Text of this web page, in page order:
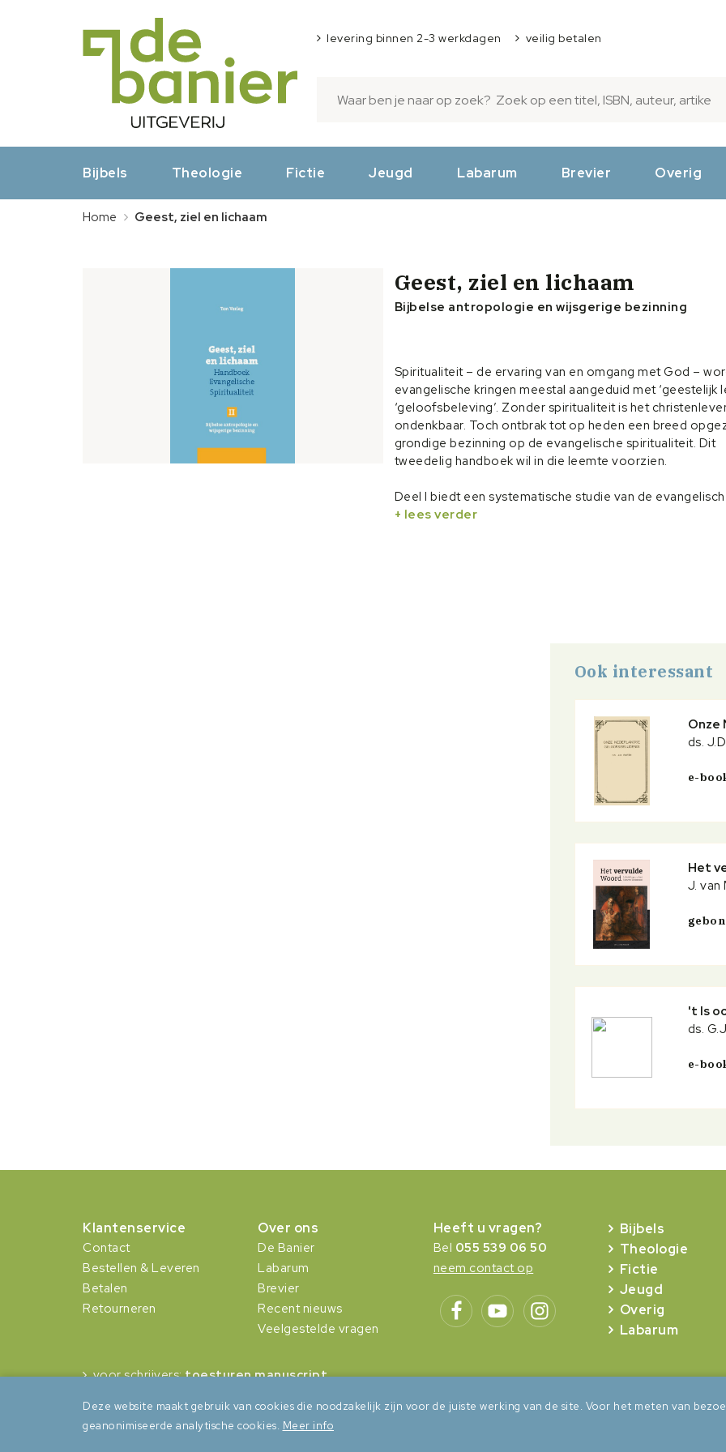
levering binnen 2-3 werkdagen veilig betalen
Bijbels Theologie Fictie Jeugd Labarum Brevier Overig
Home Geest, ziel en lichaam
Geest, ziel en lichaam
Bijbelse antropologie en wijsgerige bezinning
Spiritualiteit – de ervaring van en omgang met God –
evangelische kringen meestal aangeduid met ‘geestelijk
‘geloofsbeleving’. Zonder spiritualiteit is het
ondenkbaar. Toch ontbrak tot op heden een breed
grondige bezinning op de evangelische spiritualiteit. Dit
tweedelig handboek wil in die leemte voorzien.
Deel I biedt een systematische studie van de
spiritualiteit. Deel II behandelt de antropologie die aan
+ lees verder
Ook interessant
Onze
ds.
e-
Het
J. van
't Is
ds.
e-
Klantenservice
Contact
Bestellen & Leveren
Betalen
Retourneren
Over ons
De Banier
Labarum
Brevier
Recent nieuws
Veelgestelde vragen
Heeft u vragen?
Bel 055 539 06 50
neem contact op
Bijbels
Theologie
Fictie
Jeugd
Overig
Labarum
voor schrijvers:toesturen manuscript
Deze website maakt gebruik van cookies die noodzakelijk zijn voor de juiste werking van de site. Voor het meten van
geanonimiseerde analytische cookies. Meer info